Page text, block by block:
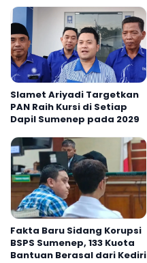
Slamet Ariyadi Targetkan
PAN Raih Kursi di Setiap
Dapil Sumenep pada 2029
Fakta Baru Sidang Korupsi
BSPS Sumenep, 133 Kuota
Bantuan Berasal dari Kediri